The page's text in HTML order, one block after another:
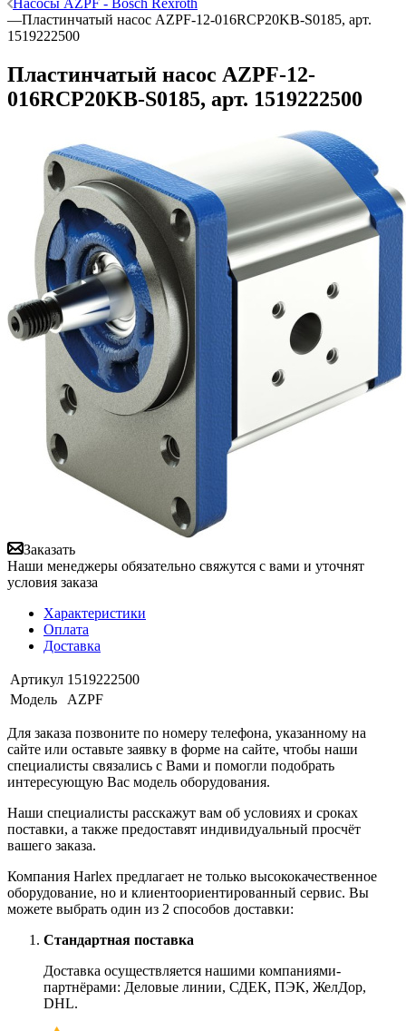
Насосы AZPF - Bosch Rexroth
—Пластинчатый насос AZPF-12-016RCP20KB-S0185, арт.
1519222500
Пластинчатый насос AZPF-12-
016RCP20KB-S0185, арт. 1519222500
Заказать
Наши менеджеры обязательно свяжутся с вами и уточнят
условия заказа
Характеристики
Оплата
Доставка
Артикул 1519222500
Модель
AZPF
Для заказа позвоните по номеру телефона, указанному на
сайте или оставьте заявку в форме на сайте, чтобы наши
специалисты связались с Вами и помогли подобрать
интересующую Вас модель оборудования.
Наши специалисты расскажут вам об условиях и сроках
поставки, а также предоставят индивидуальный просчёт
вашего заказа.
Компания Harlex предлагает не только высококачественное
оборудование, но и клиентоориентированный сервис. Вы
можете выбрать один из 2 способов доставки:
Стандартная поставка
Доставка осуществляется нашими компаниями-
партнёрами: Деловые линии, СДЕК, ПЭК, ЖелДор,
DHL.